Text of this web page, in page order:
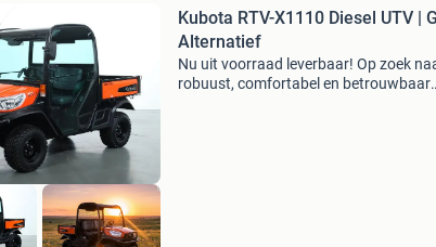
Kubota RTV-X1110 Diesel UTV |
Alternatief
Nu uit voorraad leverbaar! Op zoek
robuust, comfortabel en betrouwbaar